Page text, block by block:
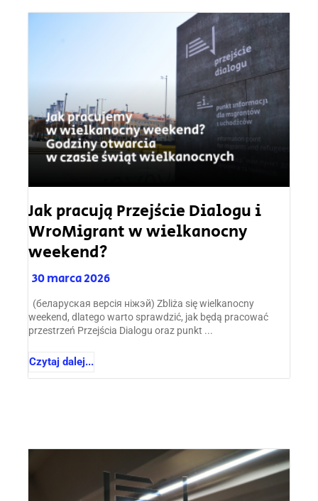
Jak pracują Przejście Dialogu i
WroMigrant w wielkanocny
weekend?
30 marca 2026
(беларуская версія ніжэй) Zbliża się wielkanocny
weekend, dlatego warto sprawdzić, jak będą pracować
przestrzeń Przejścia Dialogu oraz punkt ...
Czytaj dalej...